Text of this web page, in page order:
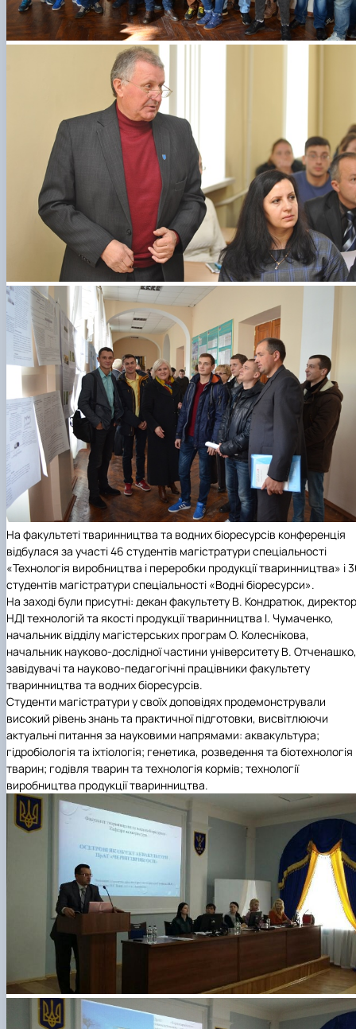
На факультеті тваринництва та водних біоресурсів конференція
відбулася за участі 46 студентів магістратури спеціальності
«Технологія виробництва і переробки продукції тваринництва» і
студентів магістратури спеціальності «Водні біоресурси».
На заході були присутні: декан факультету В. Кондратюк, директор
НДІ технологій та якості продукції тваринництва І. Чумаченко,
начальник відділу магістерських програм О. Колеснікова,
начальник науково-дослідної частини університету В. Отченашко,
завідувачі та науково-педагогічні працівники факультету
тваринництва та водних біоресурсів.
Студенти магістратури у своїх доповідях продемонстрували
високий рівень знань та практичної підготовки, висвітлюючи
актуальні питання за науковими напрямами: аквакультура;
гідробіологія та іхтіологія; генетика, розведення та біотехнологія
тварин; годівля тварин та технологія кормів; технології
виробництва продукції тваринництва.